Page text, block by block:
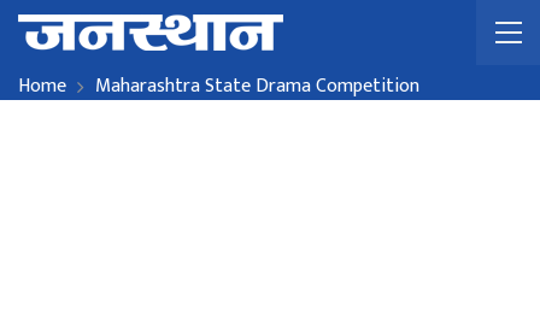
Home Maharashtra State Drama Competition